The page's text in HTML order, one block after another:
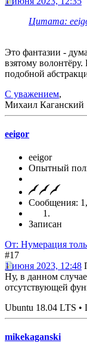
Цитата:
Это фантазии -
взятому
подобной
С уважением,
Михаил Каганский
eeigor
eeigor
Опытный
Сообщения:
Записан
От: Нумерация
#17
1 июня 2023, 12:48
Ну, в данном
отсутствующей
Ubuntu 18.04 LTS •
mikekaganski